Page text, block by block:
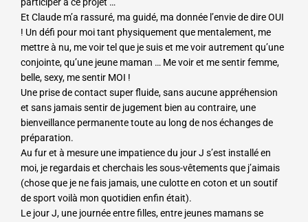
participer à ce projet …
Et Claude m’a rassuré, ma guidé, ma donnée l’envie de dire OUI
! Un défi pour moi tant physiquement que mentalement, me
mettre à nu, me voir tel que je suis et me voir autrement qu’une
conjointe, qu’une jeune maman … Me voir et me sentir femme,
belle, sexy, me sentir MOI !
Une prise de contact super fluide, sans aucune appréhension
et sans jamais sentir de jugement bien au contraire, une
bienveillance permanente toute au long de nos échanges de
préparation.
Au fur et à mesure une impatience du jour J s’est installé en
moi, je regardais et cherchais les sous-vêtements que j’aimais
(chose que je ne fais jamais, une culotte en coton et un soutif
de sport voilà mon quotidien enfin était).
Le jour J, une journée entre filles, entre jeunes mamans se